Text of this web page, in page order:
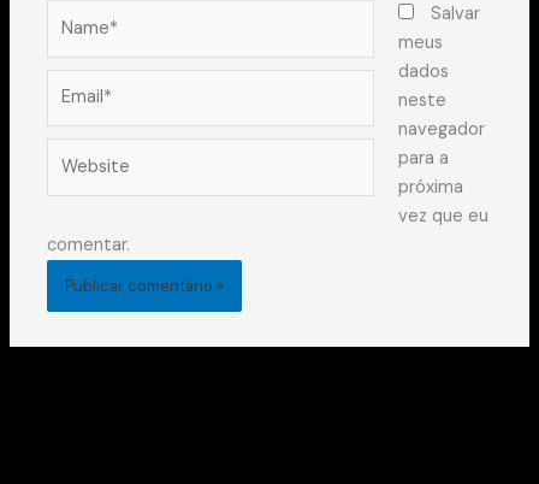
Salvar
meus
dados
neste
navegador
para a
próxima
vez que eu
comentar.